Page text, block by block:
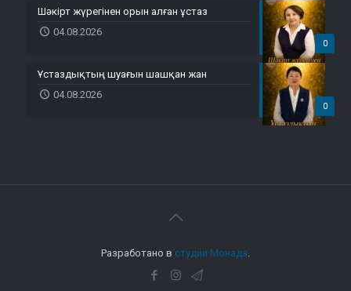
0
Шәкірт жүрегінен орын алған ұстаз
04.08.2026
0
Ұстаздықтың шуағын шашқан жан
04.08.2026
Разработано в студии Монада.